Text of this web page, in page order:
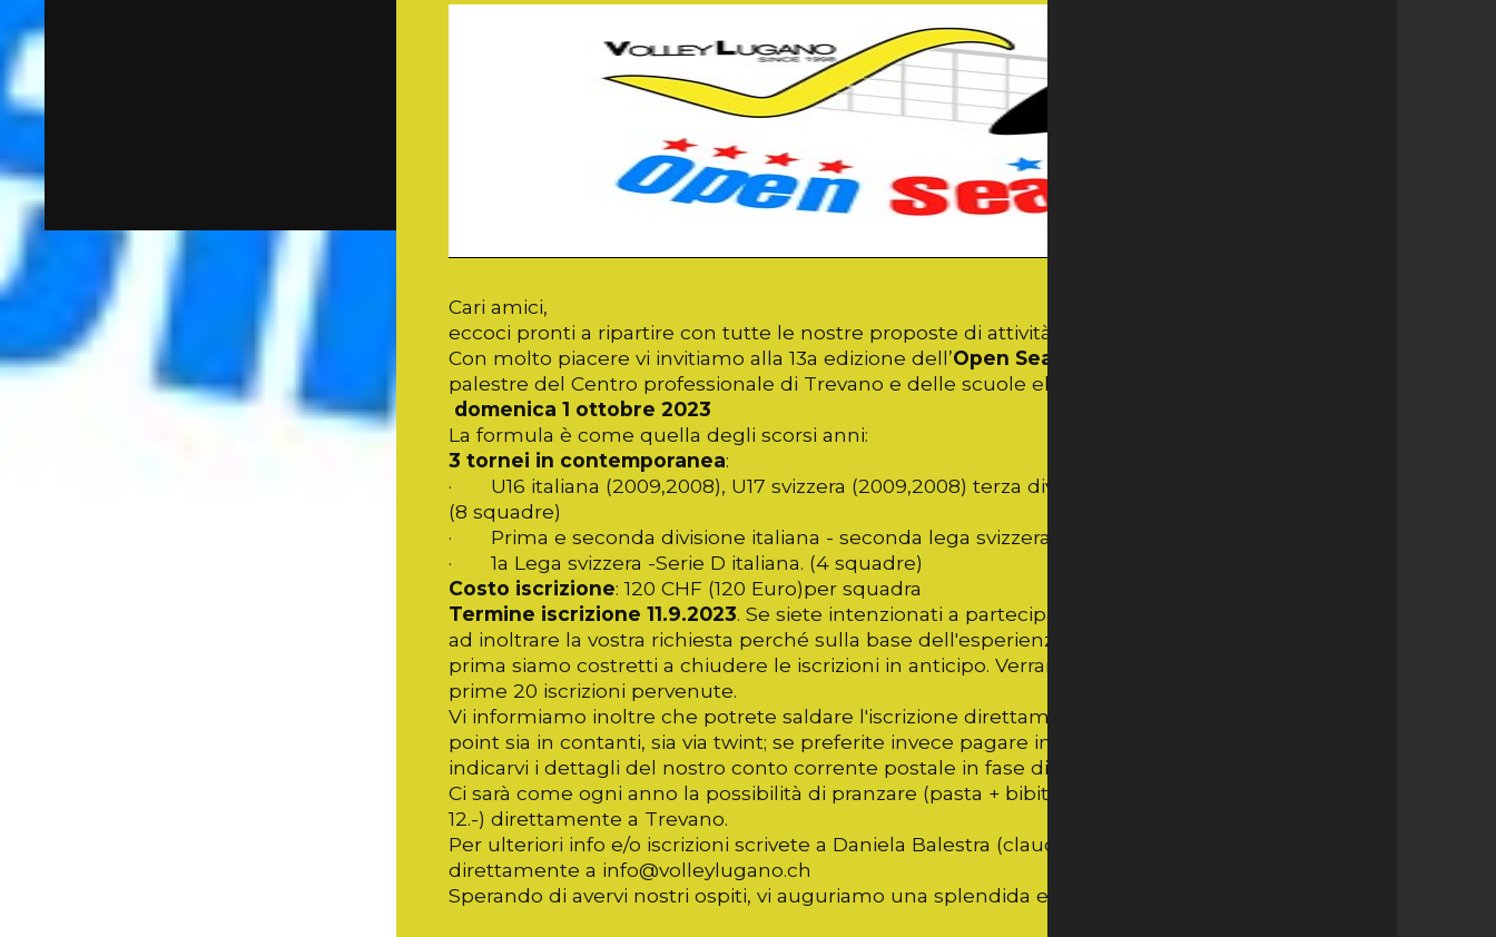
Cari amici,
eccoci pronti a ripartire con tutte le nostre proposte di attività per la stagione 2023-2024.
Con molto piacere vi invitiamo alla 13a edizione dell’Open Season Cup
palestre del Centro professionale di Trevano e delle scuole elementari di Lambertenghi
domenica 1 ottobre 2023
La formula è come quella degli scorsi anni:
3 tornei in contemporanea:
· U16 italiana (2009,2008), U17 svizzera (2009,2008) terza divisione italiana, terza lega svizzera;
(8 squadre)
· Prima e seconda divisione italiana - seconda lega svizzera;(8 squadre)
· 1a Lega svizzera -Serie D italiana. (4 squadre)
Costo iscrizione: 120 CHF (120 Euro)per squadra
Termine iscrizione 11.9.2023. Se siete intenzionati a partecipare non aspettate troppo a lungo
ad inoltrare la vostra richiesta perché sulla base dell'esperienza maturata negli anni, sempre
prima siamo costretti a chiudere le iscrizioni in anticipo. Verranno prese in considerazione le
prime 20 iscrizioni pervenute.
Vi informiamo inoltre che potrete saldare l'iscrizione direttamente in loco al vostro arrivo all'Info
point sia in contanti, sia via twint; se preferite invece pagare in anticipo sarà nostra premura
indicarvi i dettagli del nostro conto corrente postale in fase di iscrizione.
Ci sarà come ogni anno la possibilità di pranzare (pasta + bibita + piccolo dessert) (CHF 12.- / Euro
12.-) direttamente a Trevano.
Per ulteriori info e/o iscrizioni scrivete a Daniela Balestra (claude-dani@bluewin.ch) oppure
direttamente a info@volleylugano.ch
Sperando di avervi nostri ospiti, vi auguriamo una splendida estate.